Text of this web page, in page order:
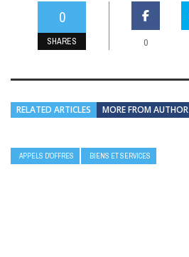
0
SHARES 0
RELATED ARTICLES MORE FROM AUTHOR
APPELS D’OFFRES BIENS ET SERVICES